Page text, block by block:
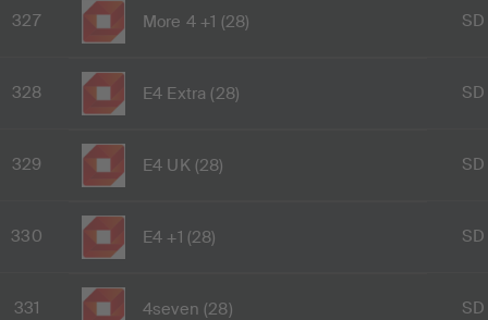
327 More 4 +1 (28) SD
328 E4 Extra (28) SD
329 E4 UK (28) SD
330 E4 +1 (28) SD
331 4seven (28) SD